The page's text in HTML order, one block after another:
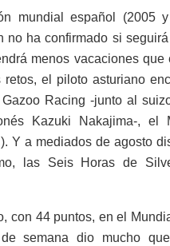
mundial español (2005
no ha confirmado si
menos vacaciones que
retos, el piloto asturiano
Racing -junto al
Kazuki Nakajima-, el
Y a mediados de agosto
las Seis Horas de
con 44 puntos, en el
semana dio mucho